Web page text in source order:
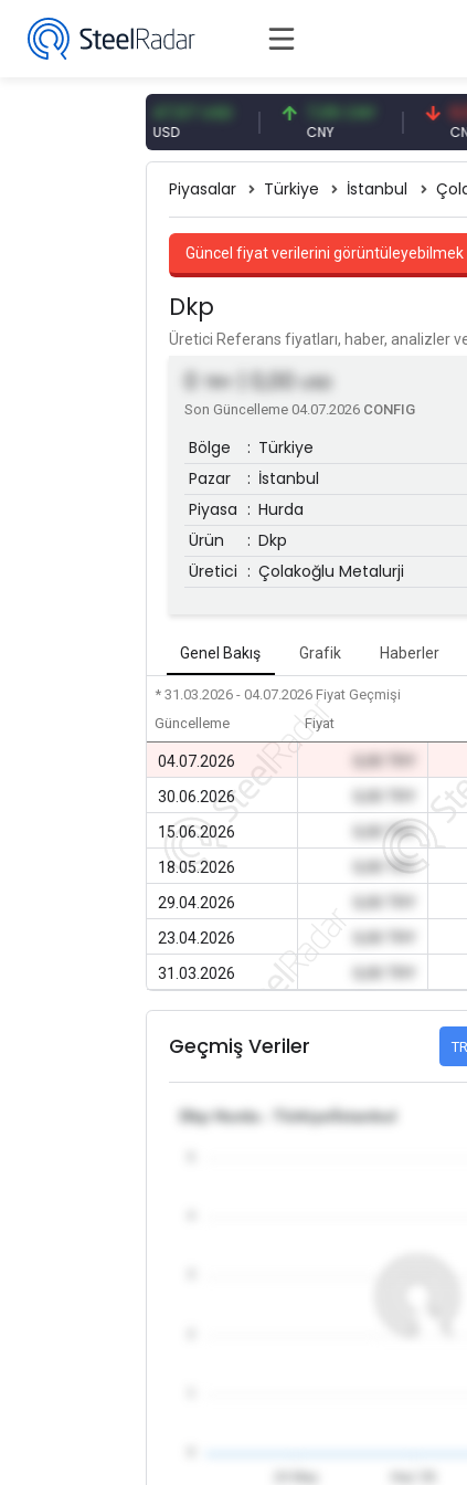
7,09 CNY
CNY
0,13 CNY
CNY/EUR
Piyasalar Türkiye İstanbul
Güncel fiyat verilerini görüntüleyebilmek
Dkp
Üretici Referans fiyatları, haber, analizler
TRY | 0,00 USD
Son Güncelleme 04.07.2026 CONFIG
Bölge : Türkiye
Pazar
: İstanbul
Piyasa : Hurda
Ürün
: Dkp
Üretici : Çolakoğlu Metalurji
Genel Bakış Grafik Haberler
* 31.03.2026 - 04.07.2026 Fiyat Geçmişi
Güncelleme
Fiyat
04.07.2026
30.06.2026
15.06.2026
0,00 TRY
18.05.2026
0,00 TRY
29.04.2026
23.04.2026
31.03.2026
Geçmiş Veriler
Dkp Hurda - Türkiye/İstanbul